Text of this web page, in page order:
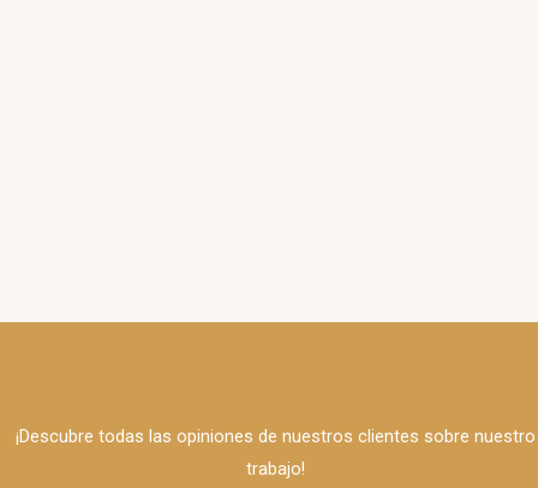
¡Descubre todas las opiniones de nuestros clientes sobre nuestro
trabajo!